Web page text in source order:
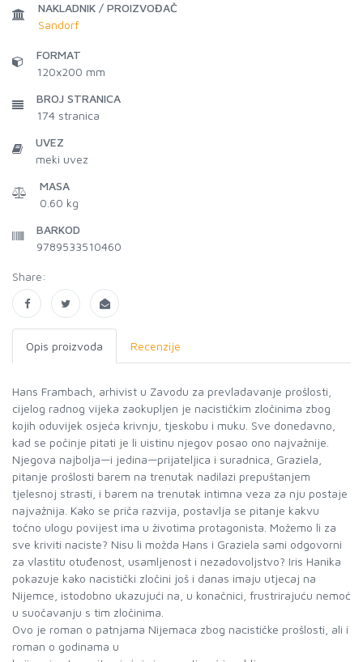
NAKLADNIK / PROIZVOĐAČ
Sandorf
FORMAT
120x200 mm
BROJ STRANICA
174 stranica
UVEZ
meki uvez
MASA
0.60 kg
BARKOD
9789533510460
Share:
Opis proizvoda Recenzije
Hans Frambach, arhivist u Zavodu za prevladavanje prošlosti,
cijelog radnog vijeka zaokupljen je nacističkim zločinima zbog
kojih oduvijek osjeća krivnju, tjeskobu i muku. Sve donedavno,
kad se počinje pitati je li uistinu njegov posao ono najvažnije.
Njegova najbolja—i jedina—prijateljica i suradnica, Graziela,
pitanje prošlosti barem na trenutak nadilazi prepuštanjem
tjelesnoj strasti, i barem na trenutak intimna veza za nju postaje
najvažnija. Kako se priča razvija, postavlja se pitanje kakvu
točno ulogu povijest ima u životima protagonista. Možemo li za
sve kriviti naciste? Nisu li možda Hans i Graziela sami odgovorni
za vlastitu otuđenost, usamljenost i nezadovoljstvo? Iris Hanika
pokazuje kako nacistički zločini još i danas imaju utjecaj na
Nijemce, istodobno ukazujući na, u konačnici, frustrirajuću nemoć
u suočavanju s tim zločinima.
Ovo je roman o patnjama Nijemaca zbog nacističke prošlosti, ali i
roman o godinama u